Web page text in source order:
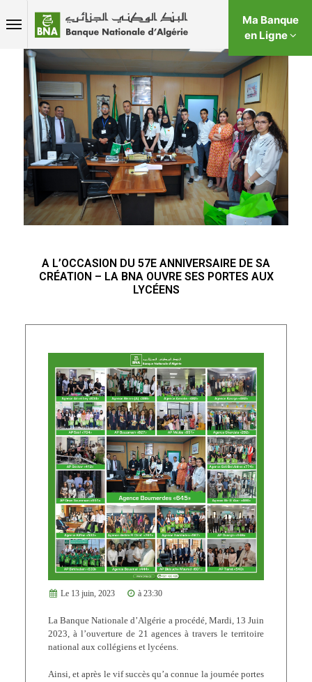
Ma Banque
en Ligne
A L’OCCASION DU 57E ANNIVERSAIRE DE SA
CRÉATION – LA BNA OUVRE SES PORTES AUX
LYCÉENS
Le 13 juin, 2023 à 23:30
La Banque Nationale d’Algérie a procédé, Mardi, 13 Juin
2023, à l’ouverture de 21 agences à travers le territoire
national aux collégiens et lycéens.
Ainsi, et après le vif succès qu’a connue la journée portes